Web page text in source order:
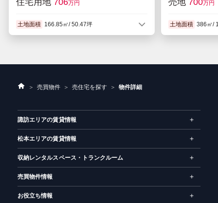
万円
土地面積 166.85㎡/ 50.47坪
用途地域 第１種低層住居専用地域 地目 宅地
万円
土地面積 386㎡/
用途地域 第２種
ホ
売買物件 売住宅を探す 物件詳細
諏訪エリアの賃貸情報
松本エリアの賃貸情報
収納レンタルスペース・トランクルーム
売買物件情報
お役立ち情報